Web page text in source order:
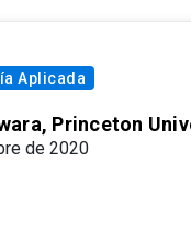
Aplicada
Princeton
de 2020